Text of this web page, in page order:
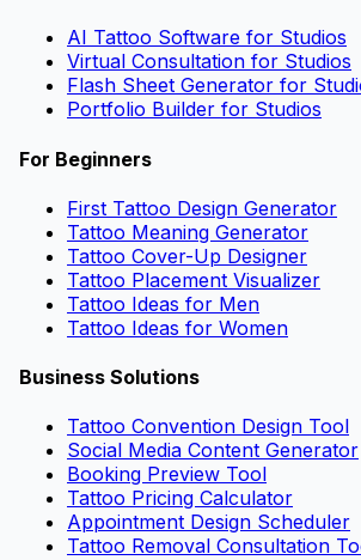
AI Tattoo Software for Studios
Virtual Consultation for Studios
Flash Sheet Generator for
Portfolio Builder for Studios
For Beginners
First Tattoo Design Generator
Tattoo Meaning Generator
Tattoo Cover-Up Designer
Tattoo Placement Visualizer
Tattoo Ideas for Men
Tattoo Ideas for Women
Business Solutions
Tattoo Convention Design Tool
Social Media Content Generator
Booking Preview Tool
Tattoo Pricing Calculator
Appointment Design Scheduler
Tattoo Removal Consultation